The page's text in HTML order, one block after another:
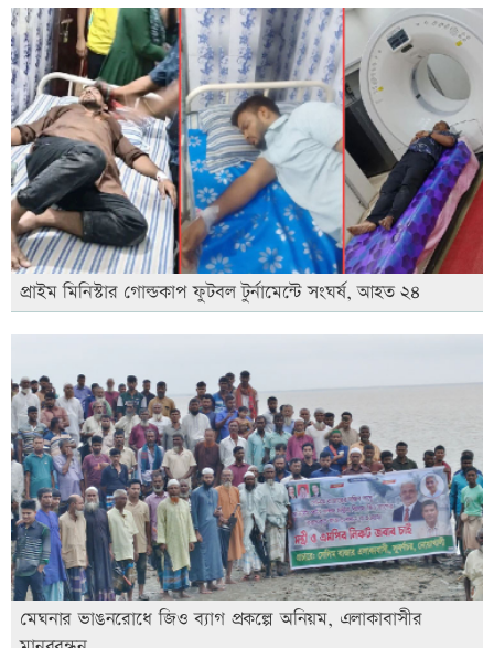
প্রাইম মিনিস্টার গোল্ডকাপ ফুটবল টুর্নামেন্টে সংঘর্ষ, আহত ২৪
মেঘনার ভাঙনরোধে জিও ব্যাগ প্রকল্পে অনিয়ম, এলাকাবাসীর